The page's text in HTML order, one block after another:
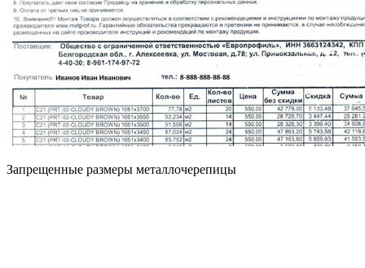
Запрещенные размеры металлочерепицы